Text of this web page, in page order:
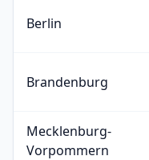
Berlin
Brandenburg
Mecklenburg-
Vorpommern